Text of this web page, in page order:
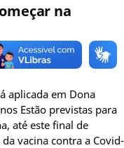
na
aplicada em Dona
Estão previstas para
até este final de
vacina contra a Covid-